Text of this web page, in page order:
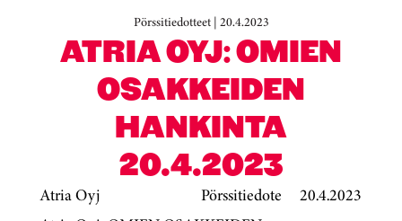
Pörssitiedotteet | 20.4.2023
ATRIA OYJ: OMIEN
OSAKKEIDEN
HANKINTA
20.4.2023
Atria Oyj Pörssitiedote
20.4.2023